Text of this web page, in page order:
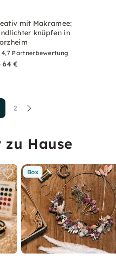
mit Makramee:
knüpfen in
4,7 Partnerbewertung
64 €
2
Hause
Box